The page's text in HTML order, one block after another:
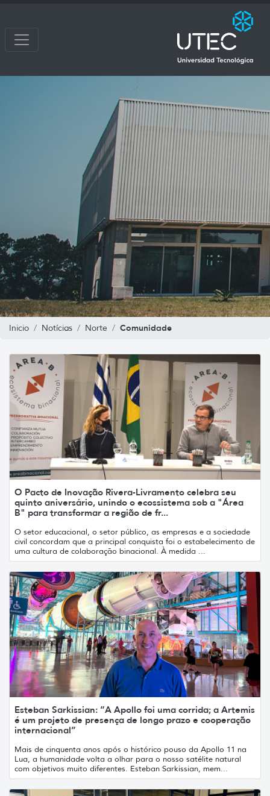
Inicio Notícias Norte Comunidade
O Pacto de Inovação Rivera-Livramento celebra seu
quinto aniversário, unindo o ecossistema sob a "Área
B" para transformar a região de fr...
O setor educacional, o setor público, as empresas e a sociedade
civil concordam que a principal conquista foi o estabelecimento de
uma cultura de colaboração binacional. À medida ...
Esteban Sarkissian: “A Apollo foi uma corrida; a Artemis
é um projeto de presença de longo prazo e cooperação
internacional”
Mais de cinquenta anos após o histórico pouso da Apollo 11 na
Lua, a humanidade volta a olhar para o nosso satélite natural
com objetivos muito diferentes. Esteban Sarkissian, mem...